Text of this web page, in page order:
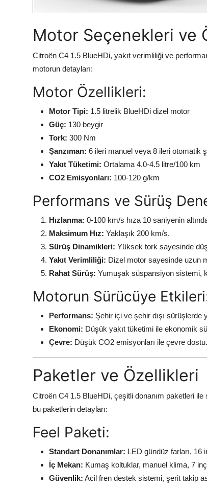
Motor Seçenekleri ve
Citroën C4 1.5 BlueHDi, yakıt verimliliği ve
motorun detayları:
Motor Özellikleri:
Motor Tipi: 1.5 litrelik BlueHDi dizel motor
Güç: 130 beygir
Tork: 300 Nm
Şanzıman: 6 ileri manuel veya 8 ileri otomatik
Yakıt Tüketimi: Ortalama 4.0-4.5 litre/100 km
CO2 Emisyonları: 100-120 g/km
Performans ve Sürüş
Hızlanma: 0-100 km/s hıza 10 saniyenin
Maksimum Hız: Yaklaşık 200 km/s.
Sürüş Dinamikleri: Yüksek tork sayesinde
Yakıt Verimliliği: Dizel motor sayesinde uzun
Rahat Sürüş: Yumuşak süspansiyon sistemi,
Motorun Sürücüye
Performans: Şehir içi ve şehir dışı sürüşlerde
Ekonomi: Düşük yakıt tüketimi ile ekonomik
Çevre: Düşük CO2 emisyonları ile çevre dostu.
Paketler ve Özellikleri
Citroën C4 1.5 BlueHDi, çeşitli donanım paketleri ile
bu paketlerin detayları:
Feel Paketi:
Standart Donanımlar: LED gündüz farları, 16
İç Mekan: Kumaş koltuklar, manuel klima, 7
Güvenlik: Acil fren destek sistemi, şerit takip